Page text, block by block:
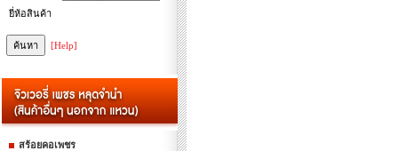
ยี่ห้อสินค้า
[Help]
สร้อยคอเพชร